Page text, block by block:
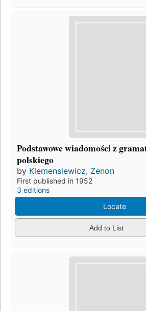
Podstawowe wiadomości z
polskiego
by Klemensiewicz, Zenon
First published in 1952
3 editions
Locate
Add to List